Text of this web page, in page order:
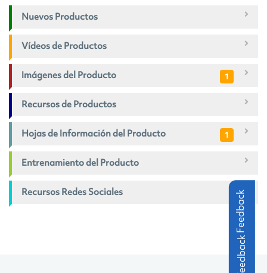
Nuevos Productos
Vídeos de Productos
Imágenes del Producto 1
Recursos de Productos
Hojas de Información del Producto 1
Entrenamiento del Producto
Recursos Redes Sociales Feedback